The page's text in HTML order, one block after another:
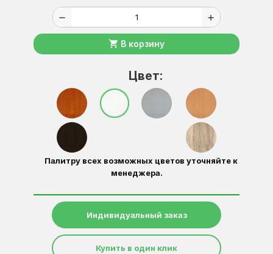
remove add
shopping_cart В корзину
Цвет:
Палитру всех возможных цветов уточняйте к
менеджера.
Индивидуальный заказ
Купить в один клик